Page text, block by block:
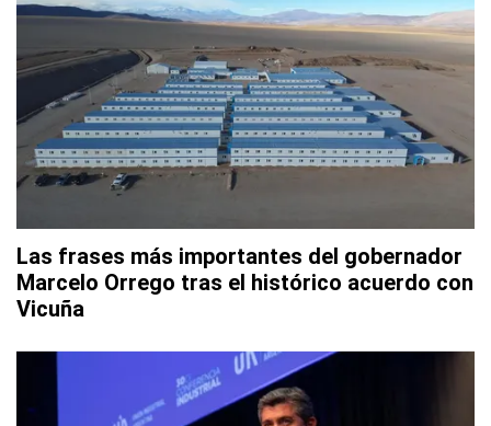
Las frases más importantes del gobernador
Marcelo Orrego tras el histórico acuerdo con
Vicuña